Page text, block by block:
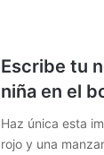
Escribe tu
niña en el
Haz única esta
rojo y una